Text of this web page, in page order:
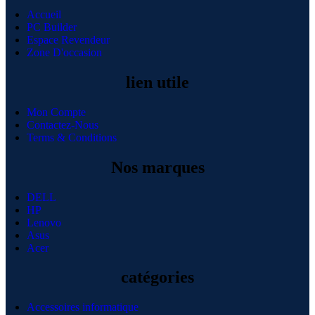
Accueil
PC Builder
Espace Revendeur
Zone D'occasion
lien utile
Mon Compte
Contactez-Nous
Terms & Conditions
Nos marques
DELL
HP
Lenovo
Asus
Acer
catégories
Accessoires informatique